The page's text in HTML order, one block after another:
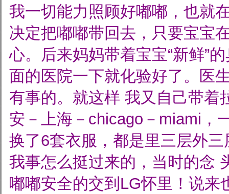
我一切能力照顾好嘟嘟，也就
决定把嘟嘟带回去，只要宝宝
心。后来妈妈带着宝宝“新鲜”
面的医院一下就化验好了。医
有事的。就这样 我又自己带着
安－上海－chicago－miami，
换了6套衣服，都是里三层外
我事怎么挺过来的，当时的念
嘟嘟安全的交到LG怀里！说来